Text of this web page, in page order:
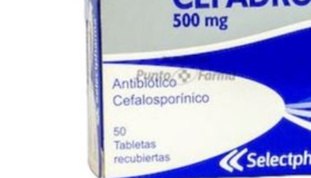
Adultos: Dosis habitual: 1-2 g al día, dividido en 1 o 2 dosis, vía
oral. Dosis máxima en adultos 4 g al día. Infecciones
orofaciales: 250-500 mg cada 8 horas, vía oral.Administrar con
precaución y con seguimiento médico
*Compras con receta médica o tercera edad, deben adjuntar en
el siguiente paso la documentación correspondiente.
Infección Bacteriana